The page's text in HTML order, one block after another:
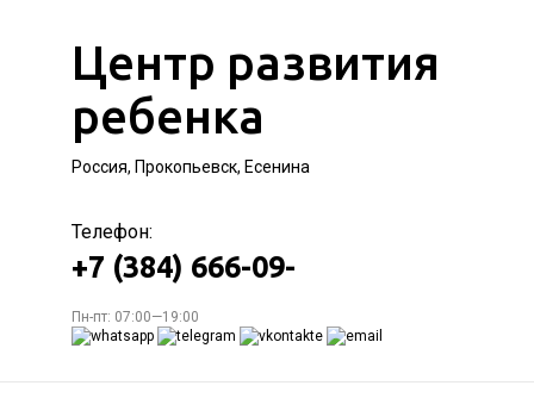
Центр развития
ребенка
Россия, Прокопьевск, Есенина
Телефон:
+7 (384) 666-09-
Пн-пт: 07:00—19:00